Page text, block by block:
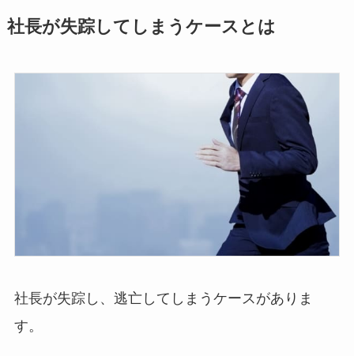
社長が失踪してしまうケースとは
社長が失踪し、逃亡してしまうケースがありま
す。